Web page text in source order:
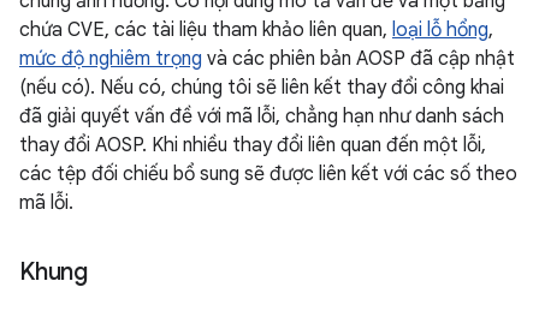
chứa CVE, các tài liệu tham khảo liên quan, loại lỗ hổng,
mức độ nghiêm trọng và các phiên bản AOSP đã cập nhật
(nếu có). Nếu có, chúng tôi sẽ liên kết thay đổi công khai
đã giải quyết vấn đề với mã lỗi, chẳng hạn như danh sách
thay đổi AOSP. Khi nhiều thay đổi liên quan đến một lỗi,
các tệp đối chiếu bổ sung sẽ được liên kết với các số theo
mã lỗi.
Khung